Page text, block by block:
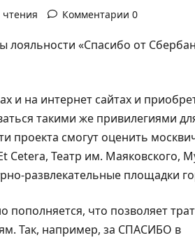
чтения Комментарии 0
лояльности «Спасибо от
и на интернет сайтах и
такими же привилегиями
проекта смогут оценить
Cetera, Театр им. Маяковского,
развлекательные площадки
пополняется, что позволяет
Так, например, за СПАСИБО в